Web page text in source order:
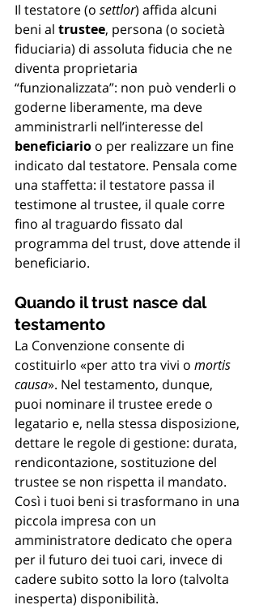
Il testatore (o settlor) affida alcuni
beni al trustee, persona (o società
fiduciaria) di assoluta fiducia che ne
diventa proprietaria
“funzionalizzata”: non può venderli o
goderne liberamente, ma deve
amministrarli nell’interesse del
beneficiario o per realizzare un fine
indicato dal testatore. Pensala come
una staffetta: il testatore passa il
testimone al trustee, il quale corre
fino al traguardo fissato dal
programma del trust, dove attende il
beneficiario.
Quando il trust nasce dal
testamento
La Convenzione consente di
costituirlo «per atto tra vivi o mortis
causa». Nel testamento, dunque,
puoi nominare il trustee erede o
legatario e, nella stessa disposizione,
dettare le regole di gestione: durata,
rendicontazione, sostituzione del
trustee se non rispetta il mandato.
Così i tuoi beni si trasformano in una
piccola impresa con un
amministratore dedicato che opera
per il futuro dei tuoi cari, invece di
cadere subito sotto la loro (talvolta
inesperta) disponibilità.